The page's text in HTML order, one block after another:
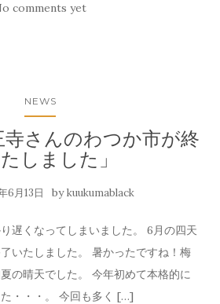
comments yet
NEWS
寺さんのわつか市が終
しました」
6月13日 bykuukumablack
遅くなってしまいました。 6月の四天
いたしました。 暑かったですね！梅
の晴天でした。 今年初めて本格的に
・・・。 今回も多く […]